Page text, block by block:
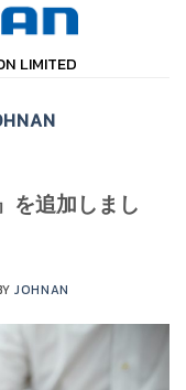
LIMITED
を追加しまし
JOHNAN